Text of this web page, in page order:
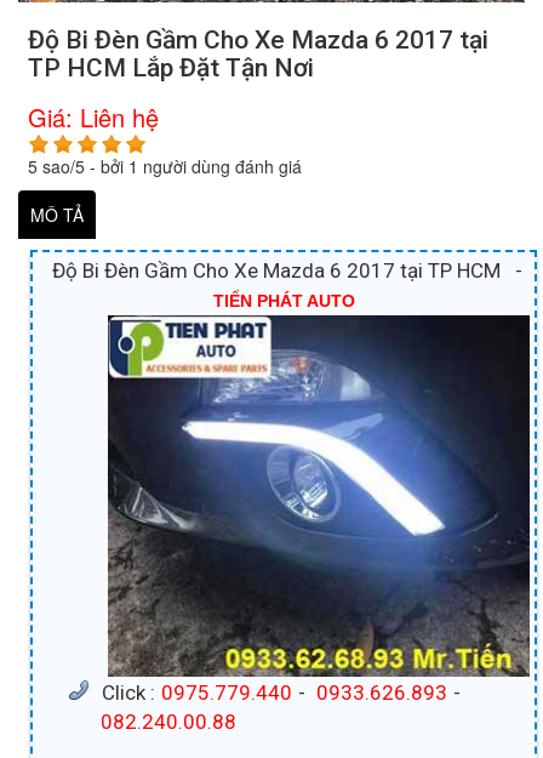
Độ Bi Đèn Gầm Cho Xe Mazda 6 2017 tại
TP HCM Lắp Đặt Tận Nơi
Giá: Liên hệ
5 sao/5 - bởi 1 người dùng đánh giá
MÔ TẢ
Độ Bi Đèn Gầm Cho Xe Mazda 6 2017 tại TP HCM -
TIẾN PHÁT AUTO
Click : 0975.779.440 - 0933.626.893 -
082.240.00.88